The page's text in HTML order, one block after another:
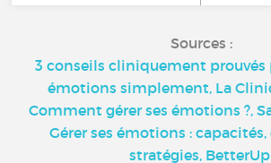
Sources :
3 conseils cliniquement prouvés
émotions simplement, La
Comment gérer ses émotions ?,
Gérer ses émotions : capacités,
stratégies, BetterUp